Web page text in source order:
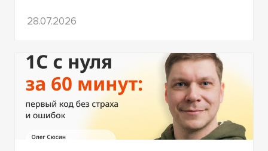
2008
2006
2005
2004
2003
28.07.2026